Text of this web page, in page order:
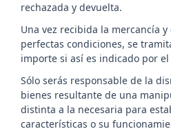
rechazada y devuelta.
Una vez recibida la mercancía
perfectas condiciones, se
importe si así es indicado por
Sólo serás responsable de la
bienes resultante de una
distinta a la necesaria para
características o su